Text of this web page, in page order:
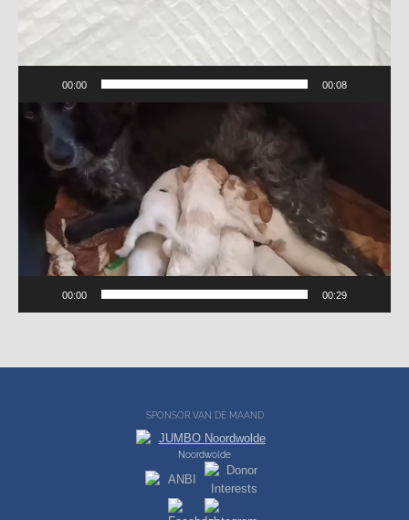
00:00 00:08
Videospeler
00:00 00:29
SPONSOR VAN DE MAAND
Noordwolde